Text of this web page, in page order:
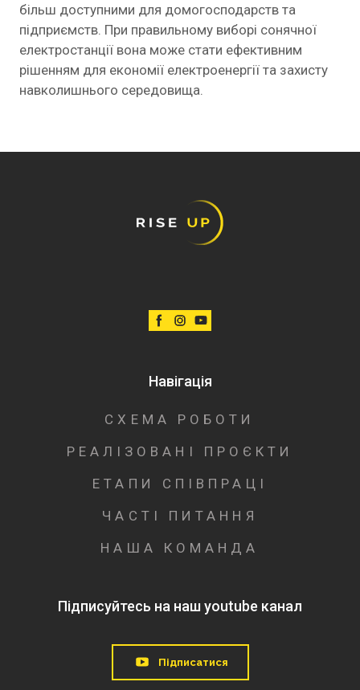
більш доступними для домогосподарств та
підприємств. При правильному виборі сонячної
електростанції вона може стати ефективним
рішенням для економії електроенергії та захисту
навколишнього середовища.
Навігація
СХЕМА РОБОТИ
РЕАЛІЗОВАНІ ПРОЄКТИ
ЕТАПИ СПІВПРАЦІ
ЧАСТІ ПИТАННЯ
НАША КОМАНДА
Підписуйтесь на наш youtube канал
Підписатися